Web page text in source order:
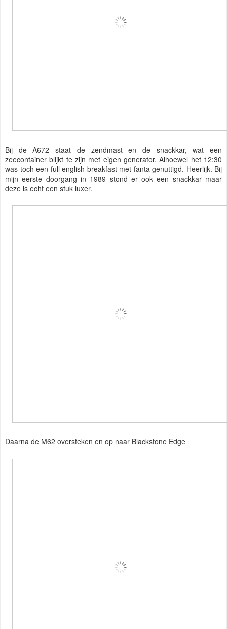
Bij de A672 staat de zendmast en de snackkar, wat een
zeecontainer blijkt te zijn met eigen generator. Alhoewel het 12:30
was toch een full english breakfast met fanta genuttigd. Heerlijk. Bij
mijn eerste doorgang in 1989 stond er ook een snackkar maar
deze is echt een stuk luxer.
Daarna de M62 oversteken en op naar Blackstone Edge